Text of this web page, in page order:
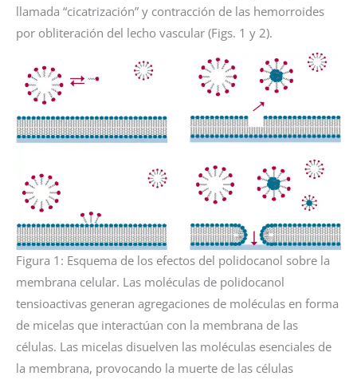
llamada “cicatrización” y contracción de las hemorroides
por obliteración del lecho vascular (Figs. 1 y 2).
Figura 1: Esquema de los efectos del polidocanol sobre la
membrana celular. Las moléculas de polidocanol
tensioactivas generan agregaciones de moléculas en forma
de micelas que interactúan con la membrana de las
células. Las micelas disuelven las moléculas esenciales de
la membrana, provocando la muerte de las células